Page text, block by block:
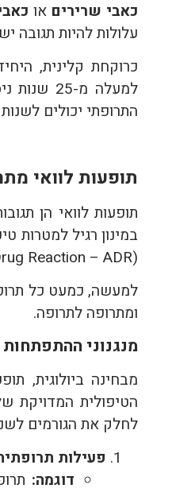
כאבי שרירים או
עלולות להיות תגובה
כרוקחת קלינית,
למעלה
התרופתי יכולים
תופעות לוואי
תופעות לוואי הן
במינון רגיל למטרות
(Adverse Drug Reaction – ADR) .
למעשה, כמעט כל
ומתרופה לתרופה.
מנגנוני
מבחינה ביולוגית,
הטיפולית המדויקת
לחלק את הגורמים
פעילות
דוגמה: